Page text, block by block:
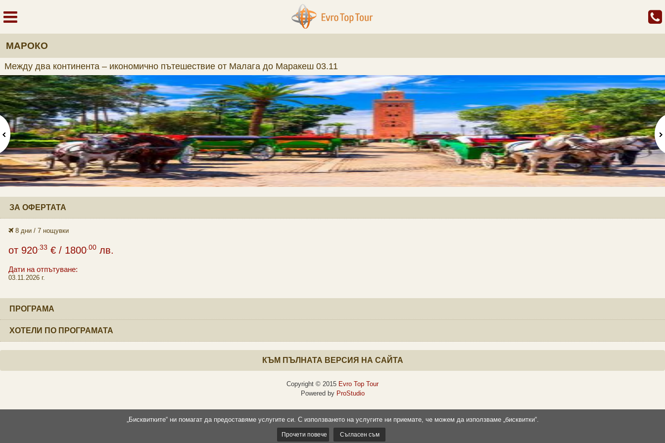
МАРОКО
Между два континента – икономично пътешествие от Малага до Маракеш 03.11
ЗА ОФЕРТАТА
8 дни / 7 нощувки
от 920 .33 € / 1800 .00 лв.
Дати на отпътуване:
03.11.2026 г.
ПРОГРАМА
ХОТЕЛИ ПО ПРОГРАМАТА
КЪМ ПЪЛНАТА ВЕРСИЯ НА САЙТА
Copyright © 2015 Evro Top Tour
Powered by ProStudio
„Бисквитките“ ни помагат да предоставяме услугите си. С използването на услугите ни приемате, че можем да използваме „бисквитки“.
Прочети повече Съгласен съм